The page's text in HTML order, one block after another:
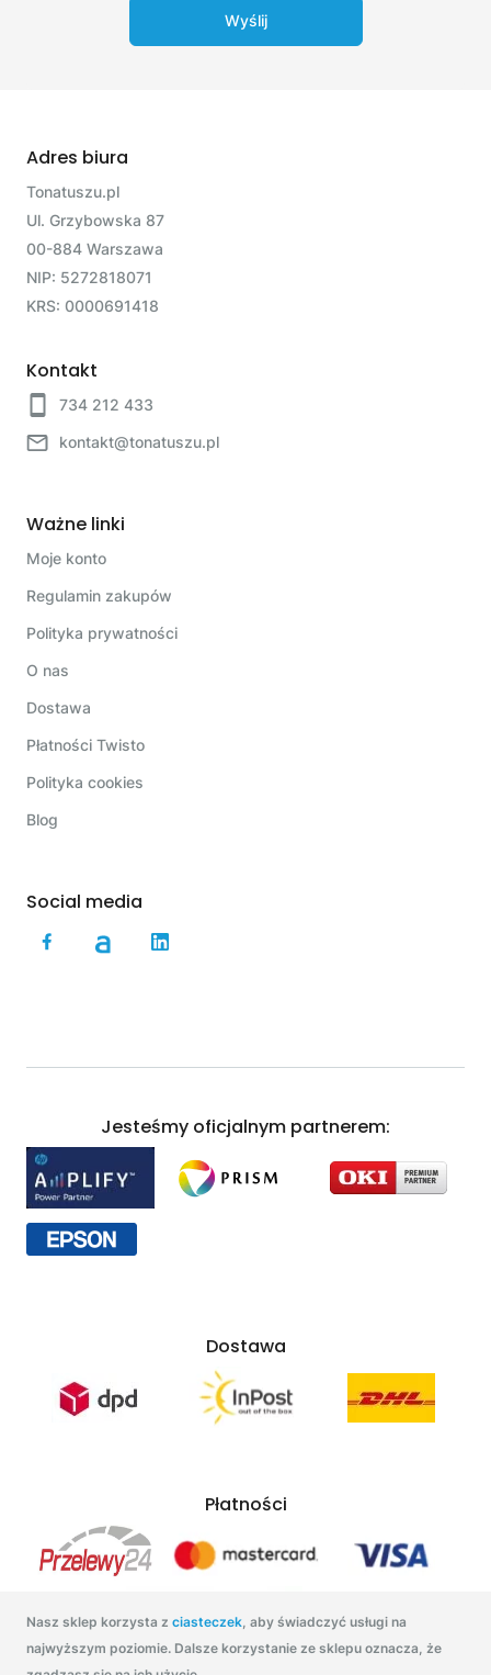
Wyślij
Nasz sklep korzysta z ciasteczek, aby świadczyć usługi na
najwyższym poziomie. Dalsze korzystanie ze sklepu oznacza, że
Adres biura
Tonatuszu.pl
Ul. Grzybowska 87
00-884 Warszawa
NIP: 5272818071
KRS: 0000691418
Kontakt
734 212 433
kontakt@tonatuszu.pl
Ważne linki
Moje konto
Regulamin zakupów
Polityka prywatności
O nas
Dostawa
Płatności Twisto
Polityka cookies
Blog
Social media
Jesteśmy oficjalnym partnerem:
Dostawa
Płatności